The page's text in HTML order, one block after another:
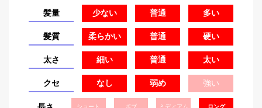
髪量 少ない 普通 多い
髪質 柔らかい 普通 硬い
太さ 細い 普通 太い
クセ なし 弱め 強い
ショート ボブ ミディアム ロング